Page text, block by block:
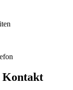
Kontakt